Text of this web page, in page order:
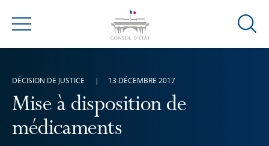
Menu
Ouvrir
Mise à disposition de
médicaments
DÉCISION DE JUSTICE 13 DÉCEMBRE 2017